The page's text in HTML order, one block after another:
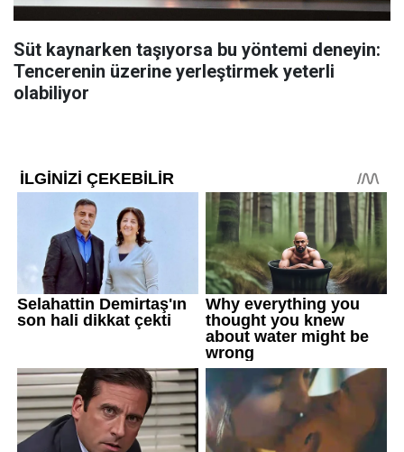
Süt kaynarken taşıyorsa bu yöntemi deneyin:
Tencerenin üzerine yerleştirmek yeterli
olabiliyor